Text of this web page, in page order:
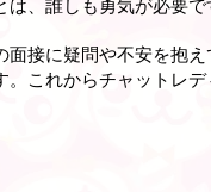
、誰しも勇気が必要で
接に疑問や不安を抱え
。これからチャットレデ